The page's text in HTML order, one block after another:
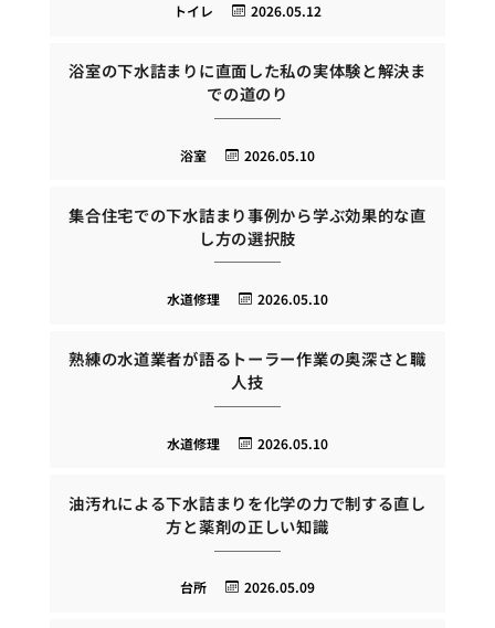
2026.05.12
トイレ
浴室の下水詰まりに直面した私の実体験と解決ま
での道のり
2026.05.10
浴室
集合住宅での下水詰まり事例から学ぶ効果的な直
し方の選択肢
2026.05.10
水道修理
熟練の水道業者が語るトーラー作業の奥深さと職
人技
2026.05.10
水道修理
油汚れによる下水詰まりを化学の力で制する直し
方と薬剤の正しい知識
2026.05.09
台所